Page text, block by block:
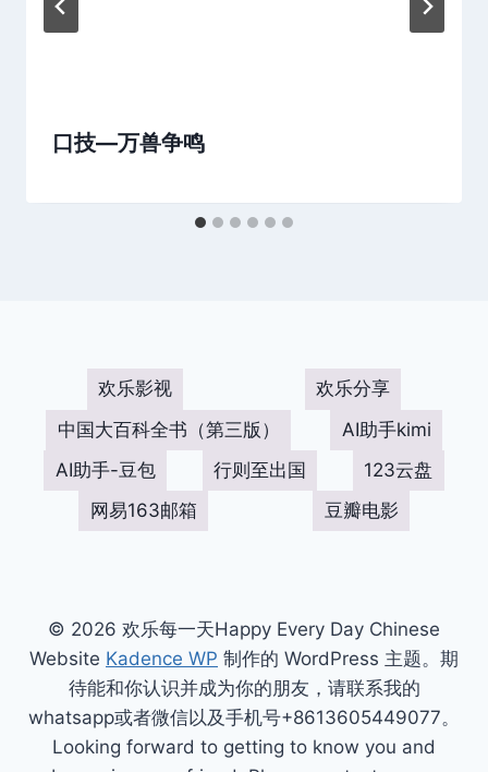
口技—万兽争鸣
欢乐影视
欢乐分享
中国大百科全书（第三版）
AI助手kimi
AI助手-豆包
行则至出国
123云盘
网易163邮箱
豆瓣电影
© 2026 欢乐每一天Happy Every Day Chinese
Website Kadence WP 制作的 WordPress 主题。期
待能和你认识并成为你的朋友，请联系我的
whatsapp或者微信以及手机号+8613605449077。
Looking forward to getting to know you and